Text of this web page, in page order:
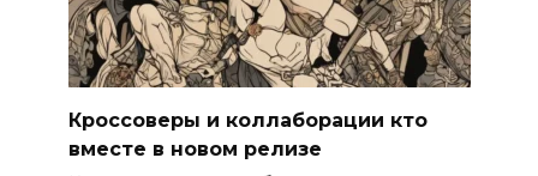
Кроссоверы и коллаборации кто
вместе в новом релизе